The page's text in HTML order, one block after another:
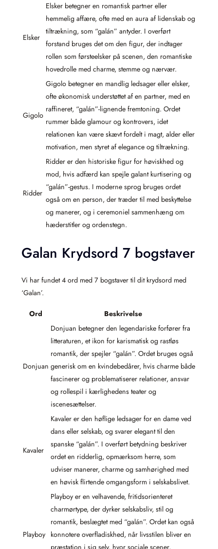
Elsker
Elsker betegner en romantisk partner eller
hemmelig affære, ofte med en aura af lidenskab og
tiltrækning, som “galán” antyder. I overført
forstand bruges det om den figur, der indtager
rollen som førsteelsker på scenen, den romantiske
hovedrolle med charme, stemme og nærvær.
Gigolo
Gigolo betegner en mandlig ledsager eller elsker,
ofte økonomisk understøttet af en partner, med en
raffineret, “galán”-lignende fremtoning. Ordet
rummer både glamour og kontrovers, idet
relationen kan være skævt fordelt i magt, alder eller
motivation, men styret af elegance og tiltrækning.
Ridder
Ridder er den historiske figur for høviskhed og
mod, hvis adfærd kan spejle galant kurtisering og
“galán”-gestus. I moderne sprog bruges ordet
også om en person, der træder til med beskyttelse
og manerer, og i ceremoniel sammenhæng om
hæderstitler og ordenstegn.
Galan Krydsord 7 bogstaver
Vi har fundet 4 ord med 7 bogstaver til dit krydsord med
‘Galan’.
Ord Beskrivelse
Donjuan
Donjuan betegner den legendariske forfører fra
litteraturen, et ikon for karismatisk og rastløs
romantik, der spejler “galán”. Ordet bruges også
generisk om en kvindebedårer, hvis charme både
fascinerer og problematiserer relationer, ansvar
og rollespil i kærlighedens teater og
iscenesættelser.
Kavaler
Kavaler er den høflige ledsager for en dame ved
dans eller selskab, og svarer elegant til den
spanske “galán”. I overført betydning beskriver
ordet en ridderlig, opmærksom herre, som
udviser manerer, charme og samhørighed med
en høvisk flirtende omgangsform i selskabslivet.
Playboy
Playboy er en velhavende, fritidsorienteret
charmørtype, der dyrker selskabsliv, stil og
romantik, beslægtet med “galán”. Ordet kan også
konnotere overfladiskhed, når livsstilen bliver en
præstation i sig selv, hvor sociale scener,